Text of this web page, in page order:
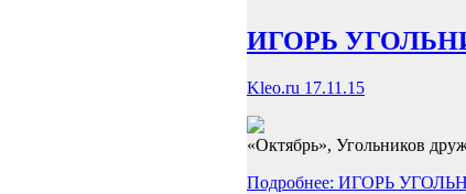
ИГОРЬ
Kleo.ru 17.11.15
«Октябрь», Угольников
Подробнее: ИГОРЬ